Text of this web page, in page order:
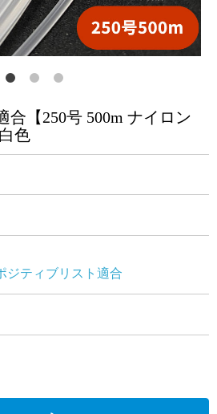
合【250号 500m ナイロン
色
ジティブリスト適合